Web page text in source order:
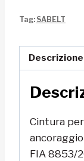
Rally
quantità
Tag: SABELT
Descrizione
Cintura
FIA 8853/